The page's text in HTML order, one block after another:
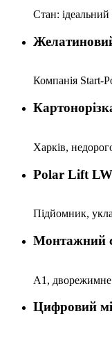
Стан:
Компанія Start-
Харків,
Polar Lift
Підйомник,
Монтажний
А1, дворежимне
Цифровий